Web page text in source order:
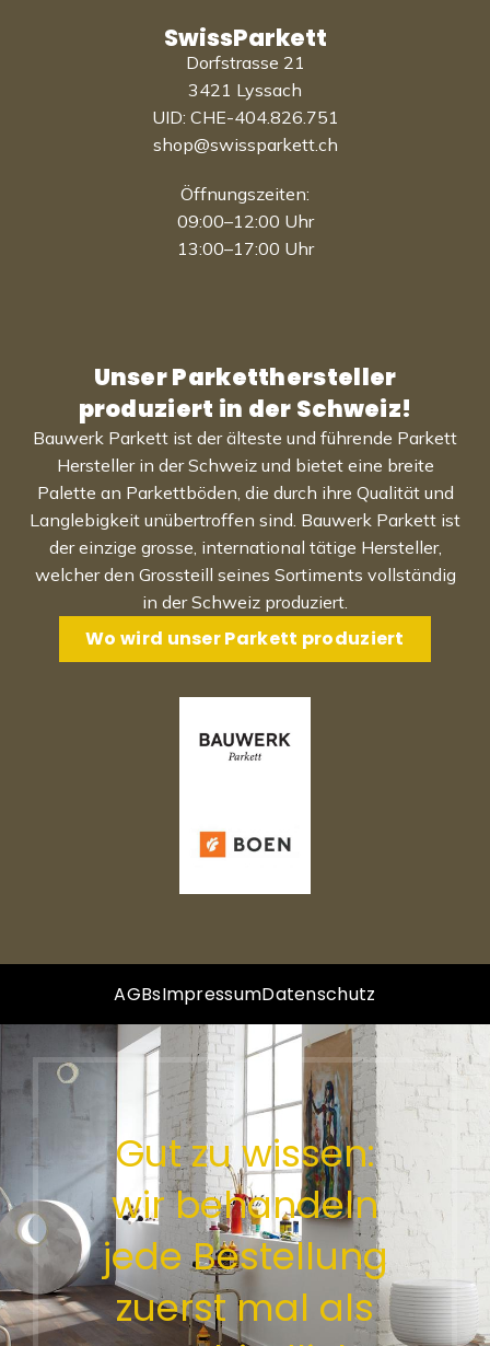
SwissParkett
Dorfstrasse 21
3421 Lyssach
UID: CHE-404.826.751
shop@swissparkett.ch
Öffnungszeiten:
09:00–12:00 Uhr
13:00–17:00 Uhr
Unser Parketthersteller
produziert in der Schweiz!
Bauwerk Parkett ist der älteste und führende Parkett
Hersteller in der Schweiz und bietet eine breite
Palette an Parkettböden, die durch ihre Qualität und
Langlebigkeit unübertroffen sind. Bauwerk Parkett ist
der einzige grosse, international tätige Hersteller,
welcher den Grossteill seines Sortiments vollständig
in der Schweiz produziert.
Wo wird unser Parkett produziert
AGBsImpressumDatenschutz
Gut zu wissen:
wir behandeln
jede Bestellung
zuerst mal als